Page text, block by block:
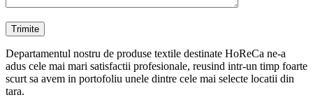
Departamentul nostru de produse textile destinate HoReCa ne-a
adus cele mai mari satisfactii profesionale, reusind intr-un timp foarte
scurt sa avem in portofoliu unele dintre cele mai selecte locatii din
tara.